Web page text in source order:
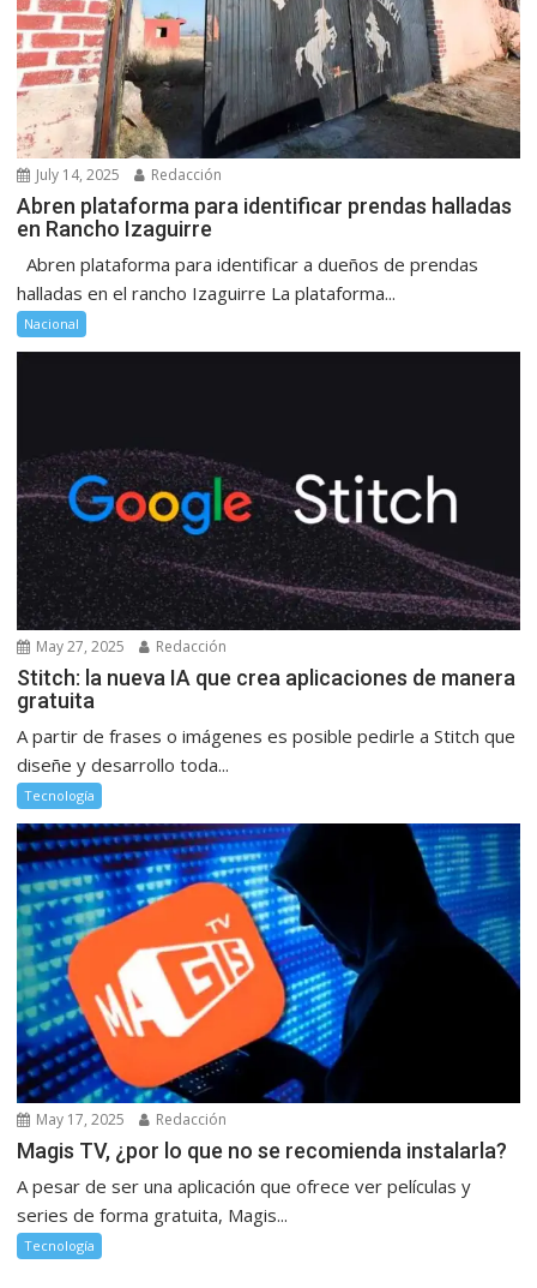
July 14, 2025 Redacción
Abren plataforma para identificar prendas halladas
en Rancho Izaguirre
Abren plataforma para identificar a dueños de prendas
halladas en el rancho Izaguirre La plataforma...
Nacional
May 27, 2025 Redacción
Stitch: la nueva IA que crea aplicaciones de manera
gratuita
A partir de frases o imágenes es posible pedirle a Stitch que
diseñe y desarrollo toda...
Tecnología
May 17, 2025 Redacción
Magis TV, ¿por lo que no se recomienda instalarla?
A pesar de ser una aplicación que ofrece ver películas y
series de forma gratuita, Magis...
Tecnología